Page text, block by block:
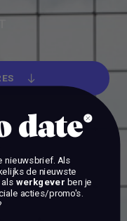
date
nieuwsbrief. Als
de nieuwste
werkgever ben je
acties/promo's.